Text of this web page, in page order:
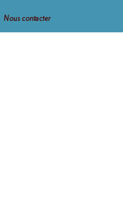
Nous contacter